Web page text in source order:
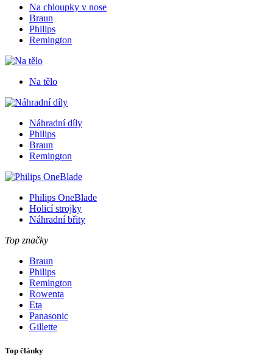
Na chloupky v nose
Braun
Philips
Remington
Na tělo
Náhradní díly
Philips
Braun
Remington
Philips OneBlade
Holicí strojky
Náhradní břity
Top značky
Braun
Philips
Remington
Rowenta
Eta
Panasonic
Gillette
Top články